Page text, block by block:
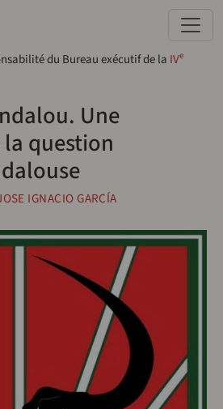
du Bureau exécutif de la IVe
Une
question
IGNACIO GARCÍA